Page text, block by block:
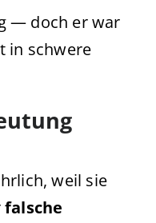
— doch er war
in schwere
weil sie
falsche